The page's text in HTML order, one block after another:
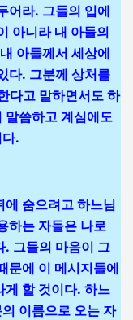
어라. 그들의 입에
아니라 내 아들의
아들께서 세상에
다. 그분께 상처를
다고 말하면서도 하
말씀하고 계심에도
.
에 숨으려고 하느님
하는 자들은 나로
. 그들의 마음이 그
문에 이 메시지들에
게 할 것이다. 하느
이름으로 오는 자